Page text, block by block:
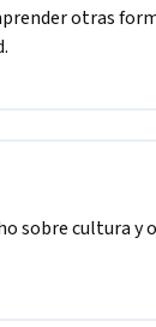
otras
sobre cultura